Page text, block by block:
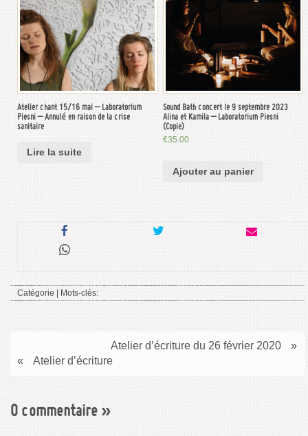
Atelier chant 15/16 mai – Laboratorium
Piesni – Annulé en raison de la crise
sanitaire
Lire la suite
Sound Bath concert le 9 septembre 2023
Alina et Kamila – Laboratorium Piesni
(Copie)
€35.00
Ajouter au panier
Catégorie | Mots-clés:
Atelier d’écriture du 26 février 2020
»
«
Atelier d’écriture
0 commentaire »